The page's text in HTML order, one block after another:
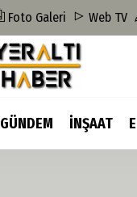
Foto Galeri Web TV
GÜNDEM İNŞAAT